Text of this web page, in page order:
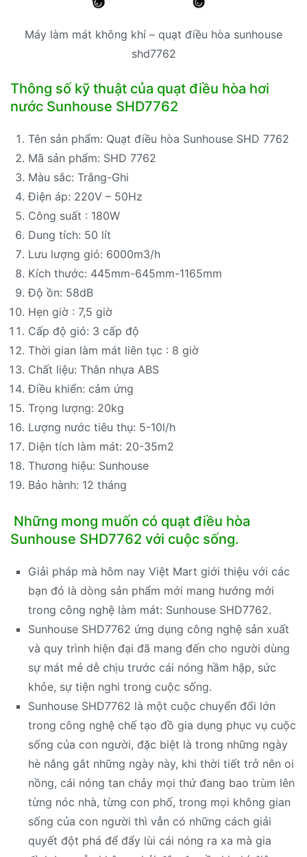
Máy làm mát không khí – quạt điều hòa sunhouse
shd7762
Thông số kỹ thuật của quạt điều hòa hơi
nước Sunhouse SHD7762
Tên sản phẩm: Quạt điều hòa Sunhouse SHD 7762
Mã sản phẩm: SHD 7762
Màu sắc: Trắng-Ghi
Điện áp: 220V – 50Hz
Công suất : 180W
Dung tích: 50 lít
Lưu lượng gió: 6000m3/h
Kích thước: 445mm-645mm-1165mm
Độ ồn: 58dB
Hẹn giờ : 7,5 giờ
Cấp độ gió: 3 cấp độ
Thời gian làm mát liên tục : 8 giờ
Chất liệu: Thân nhựa ABS
Điều khiển: cảm ứng
Trọng lượng: 20kg
Lượng nước tiêu thụ: 5-10l/h
Diện tích làm mát: 20-35m2
Thương hiệu: Sunhouse
Bảo hành: 12 tháng
Những mong muốn có quạt điều hòa
Sunhouse SHD7762 với cuộc sống.
Giải pháp mà hôm nay Việt Mart giới thiệu với các
bạn đó là dòng sản phẩm mới mang hướng mới
trong công nghệ làm mát: Sunhouse SHD7762.
Sunhouse SHD7762 ứng dụng công nghệ sản xuất
và quy trình hiện đại đã mang đến cho người dùng
sự mát mẻ dễ chịu trước cái nóng hầm hập, sức
khỏe, sự tiện nghi trong cuộc sống.
Sunhouse SHD7762 là một cuộc chuyển đổi lớn
trong công nghệ chế tạo đồ gia dụng phục vụ cuộc
sống của con người, đặc biệt là trong những ngày
hè nắng gắt những ngày này, khi thời tiết trở nên oi
nồng, cái nóng tan chảy mọi thứ đang bao trùm lên
từng nóc nhà, từng con phố, trong mọi không gian
sống của con người thì vẫn có những cách giải
quyết đột phá để đẩy lùi cái nóng ra xa mà gia